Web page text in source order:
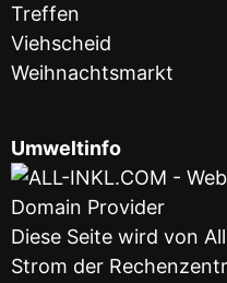
Treffen
Viehscheid
Weihnachtsmarkt
Umweltinfo
Diese Seite wird von
Strom der